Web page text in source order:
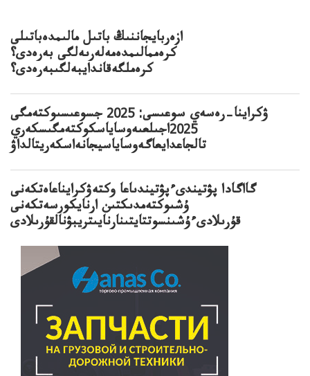
ازەربايجاننىڭ باتىل مالىمدەباتىلى
كرەممالىمدەمەلەرىەلگى بەرەدى؟
كرەملگەقاندايبەلگىبەرەدى؟
ۋكراينا–رەسەي سوعىسى: 2025 جسوعىسىوكتەمگى
2025اجىلعىەوساياسكوكتەمگىسكەري
تالجاعدايعاگەوساياسيجانەاسكەريتالداۋ
گااگادا پۋتيندىءپۋتيندىاعا وكتەۋكرايناعاەتكەنى
ۇشىوكتەمدىكتىن ارنايكورسەتكەنى
قۇرىلادىءۇشىنسوتتايتىنارنايىتريبۋنالقۇرىلادى